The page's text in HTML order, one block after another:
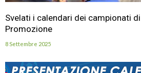
Svelati i calendari dei campionati
Promozione
8 Settembre 2025